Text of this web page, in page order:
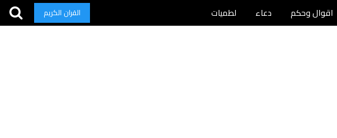
اقوال وحكم دعاء لطميات القران الكريم